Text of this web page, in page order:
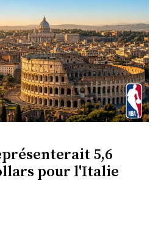
5,6
pour l'Italie